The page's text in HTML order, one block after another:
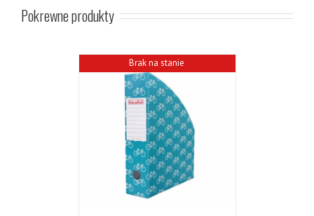
Pokrewne produkty
Brak na stanie